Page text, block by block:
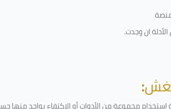
ان وجدت.
:
مجموعة من الأدوات أو الاكتفاء بواحد منها